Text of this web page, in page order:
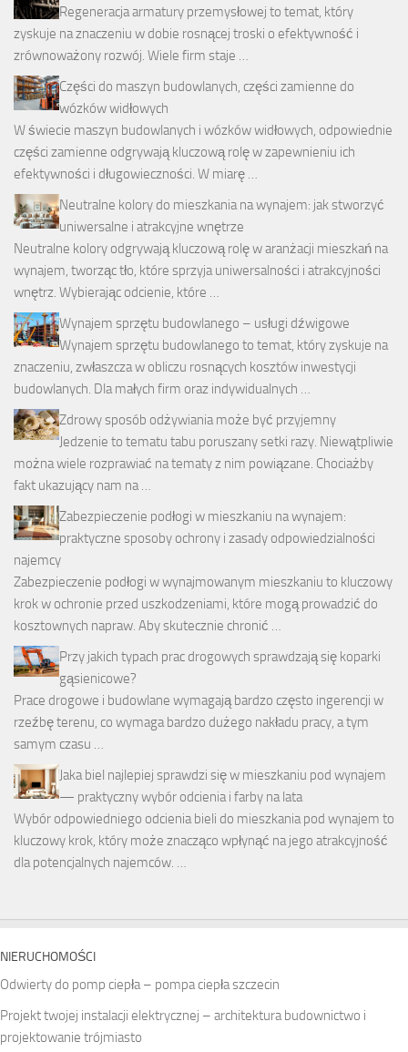
Regeneracja armatury przemysłowej to temat, który
zyskuje na znaczeniu w dobie rosnącej troski o efektywność i
zrównoważony rozwój. Wiele firm staje …
Części do maszyn budowlanych, części zamienne do
wózków widłowych
W świecie maszyn budowlanych i wózków widłowych, odpowiednie
części zamienne odgrywają kluczową rolę w zapewnieniu ich
efektywności i długowieczności. W miarę …
Neutralne kolory do mieszkania na wynajem: jak stworzyć
uniwersalne i atrakcyjne wnętrze
Neutralne kolory odgrywają kluczową rolę w aranżacji mieszkań na
wynajem, tworząc tło, które sprzyja uniwersalności i atrakcyjności
wnętrz. Wybierając odcienie, które …
Wynajem sprzętu budowlanego – usługi dźwigowe
Wynajem sprzętu budowlanego to temat, który zyskuje na
znaczeniu, zwłaszcza w obliczu rosnących kosztów inwestycji
budowlanych. Dla małych firm oraz indywidualnych …
Zdrowy sposób odżywiania może być przyjemny
Jedzenie to tematu tabu poruszany setki razy. Niewątpliwie
można wiele rozprawiać na tematy z nim powiązane. Chociażby
fakt ukazujący nam na …
Zabezpieczenie podłogi w mieszkaniu na wynajem:
praktyczne sposoby ochrony i zasady odpowiedzialności
najemcy
Zabezpieczenie podłogi w wynajmowanym mieszkaniu to kluczowy
krok w ochronie przed uszkodzeniami, które mogą prowadzić do
kosztownych napraw. Aby skutecznie chronić …
Przy jakich typach prac drogowych sprawdzają się koparki
gąsienicowe?
Prace drogowe i budowlane wymagają bardzo często ingerencji w
rzeźbę terenu, co wymaga bardzo dużego nakładu pracy, a tym
samym czasu …
Jaka biel najlepiej sprawdzi się w mieszkaniu pod wynajem
— praktyczny wybór odcienia i farby na lata
Wybór odpowiedniego odcienia bieli do mieszkania pod wynajem to
kluczowy krok, który może znacząco wpłynąć na jego atrakcyjność
dla potencjalnych najemców. …
NIERUCHOMOŚCI
Odwierty do pomp ciepła – pompa ciepła szczecin
Projekt twojej instalacji elektrycznej – architektura budownictwo i
projektowanie trójmiasto